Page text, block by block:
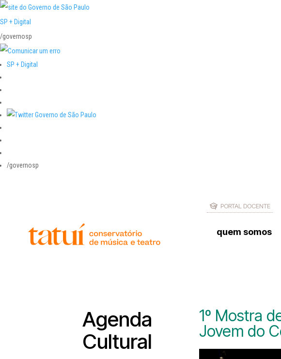
SP + Digital
/governosp
SP + Digital
/governosp
PORTAL DOCENTE
quem somos
Agenda
Cultural
1º Mostra
Jovem do